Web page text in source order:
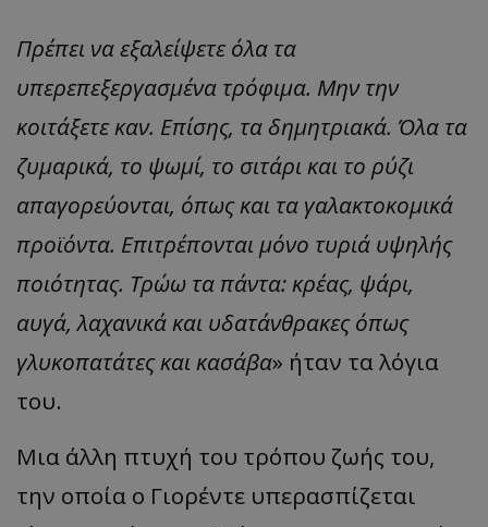
Πρέπει να εξαλείψετε όλα τα
υπερεπεξεργασμένα τρόφιμα. Μην την
κοιτάξετε καν. Επίσης, τα δημητριακά. Όλα τα
ζυμαρικά, το ψωμί, το σιτάρι και το ρύζι
απαγορεύονται, όπως και τα γαλακτοκομικά
προϊόντα. Επιτρέπονται μόνο τυριά υψηλής
ποιότητας. Τρώω τα πάντα: κρέας, ψάρι,
αυγά, λαχανικά και υδατάνθρακες όπως
γλυκοπατάτες και κασάβα» ήταν τα λόγια
του.
Μια άλλη πτυχή του τρόπου ζωής του,
την οποία ο Γιορέντε υπερασπίζεται